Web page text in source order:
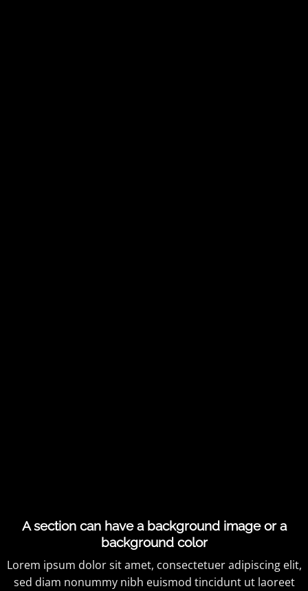
A section can have a background image or a
background color
Lorem ipsum dolor sit amet, consectetuer adipiscing elit,
sed diam nonummy nibh euismod tincidunt ut laoreet